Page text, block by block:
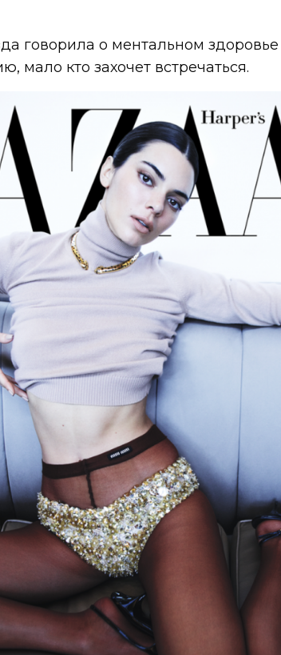
говорила о ментальном
мало кто захочет встречаться.